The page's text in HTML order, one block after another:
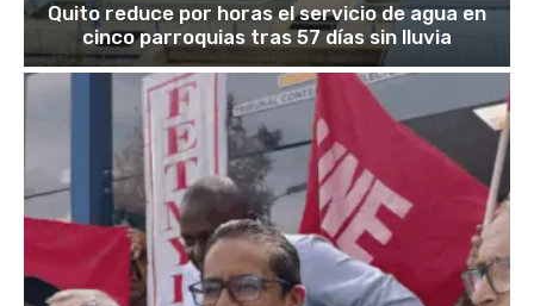
Quito reduce por horas el servicio de agua en
cinco parroquias tras 57 días sin lluvia